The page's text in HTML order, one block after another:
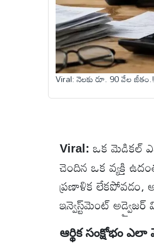
వ్యవసాయం
Viral: నెలకు రూ. 90 వేల
Viral: ఒక మెడికల్
చెందిన ఒక వ్యక్తి
ప్రణాళిక లేకపోవడం,
ఇన్వెస్ట్‌మెంట్ అడ్వైజర్
ఆర్థిక సంక్షోభం